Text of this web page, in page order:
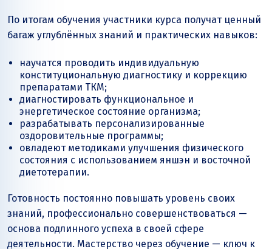
По итогам обучения участники курса получат ценный
багаж углублённых знаний и практических навыков:
научатся проводить индивидуальную
конституциональную диагностику и коррекцию
препаратами ТКМ;
диагностировать функциональное и
энергетическое состояние организма;
разрабатывать персонализированные
оздоровительные программы;
овладеют методиками улучшения физического
состояния с использованием яншэн и восточной
диетотерапии.
Готовность постоянно повышать уровень своих
знаний, профессионально совершенствоваться —
основа подлинного успеха в своей сфере
деятельности. Мастерство через обучение — ключ к